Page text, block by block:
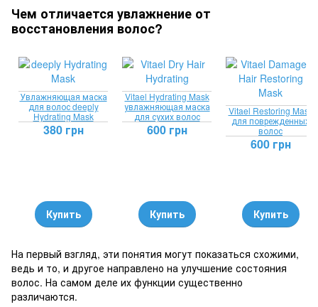
Чем отличается увлажнение от
восстановления волос?
Увлажняющая маска
для волос deeply
Hydrating Mask
380 грн
Купить
Vitael Hydrating Mask
увлажняющая маска
для сухих волос
600 грн
Купить
Vitael Restoring Mask
для поврежденных
волос
600 грн
Купить
На первый взгляд, эти понятия могут показаться схожими,
ведь и то, и другое направлено на улучшение состояния
волос. На самом деле их функции существенно
различаются.